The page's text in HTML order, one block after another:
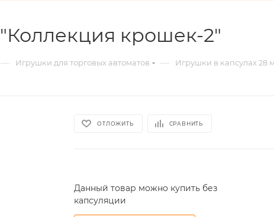
крошек-2"
— Игрушки для торговых автоматов — Игрушки в капсулах 28
ОТЛОЖИТЬ СРАВНИТЬ
Данный товар можно купить без
капсуляции